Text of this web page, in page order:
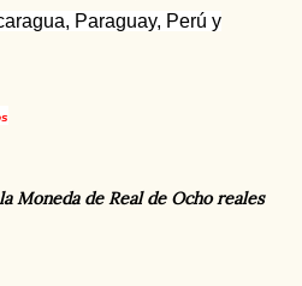
Paraguay, Perú y
Moneda de Real de Ocho reales